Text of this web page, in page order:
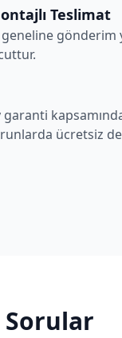
Teslimat
gönderim
ücretsiz
Sorular